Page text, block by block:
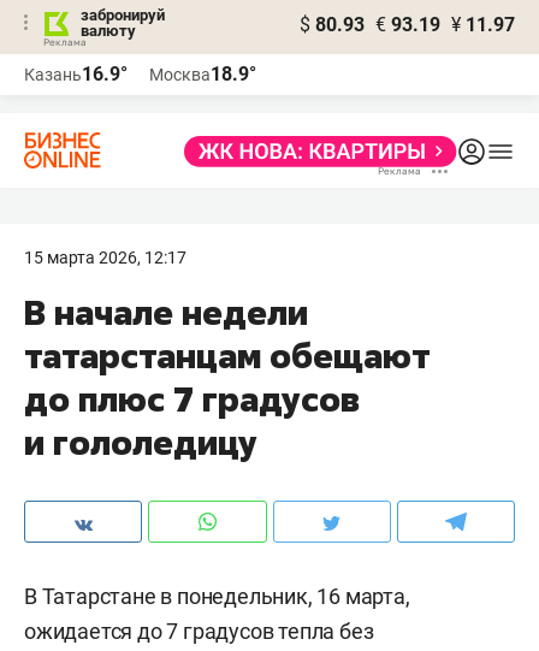
забронируй
валюту
$ 80.93 € 93.19 ¥ 11.97
Казань16.9° Москва18.9°
15 марта 2026, 12:17
В начале недели
татарстанцам обещают
до плюс 7 градусов
и гололедицу
В Татарстане в понедельник, 16 марта,
ожидается до 7 градусов тепла без